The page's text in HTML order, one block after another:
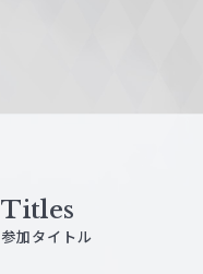
Titles
参加タイトル